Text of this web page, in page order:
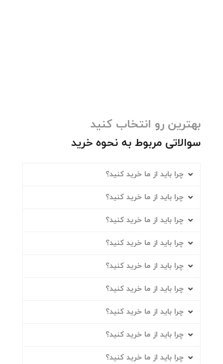
بهترین رو انتخاب کنید
سوالاتی مربوط به نحوه خرید
چرا باید از ما خرید کنید؟
چرا باید از ما خرید کنید؟
چرا باید از ما خرید کنید؟
چرا باید از ما خرید کنید؟
چرا باید از ما خرید کنید؟
چرا باید از ما خرید کنید؟
چرا باید از ما خرید کنید؟
چرا باید از ما خرید کنید؟
چرا باید از ما خرید کنید؟